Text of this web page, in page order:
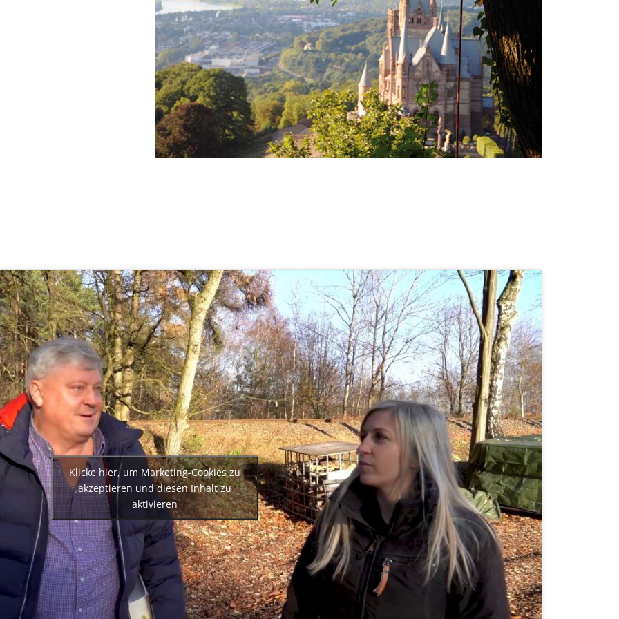
Klicke hier, um Marketing-Cookies zu
akzeptieren und diesen Inhalt zu
aktivieren